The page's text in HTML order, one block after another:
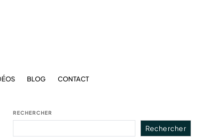
BLOG CONTACT
RECHERCHER
Rechercher